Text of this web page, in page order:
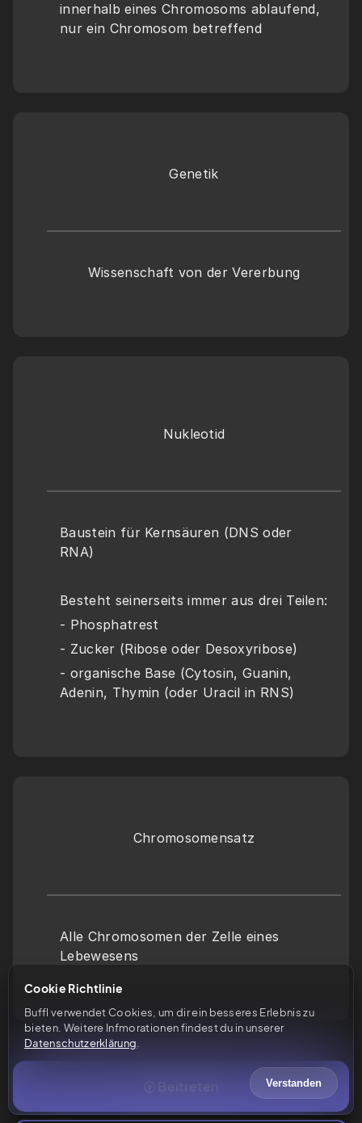
Cookie Richtlinie
Buffl verwendet Cookies, um dir ein besseres Erlebnis zu
bieten. Weitere Infmorationen findest du in unserer
Datenschutzerklärung
Verstanden
innerhalb eines Chromosoms ablaufend,
nur ein Chromosom betreffend
Genetik
Wissenschaft von der Vererbung
Nukleotid
Baustein für Kernsäuren (DNS oder
RNA)
Besteht seinerseits immer aus drei Teilen:
- Phosphatrest
- Zucker (Ribose oder Desoxyribose)
- organische Base (Cytosin, Guanin,
Adenin, Thymin (oder Uracil in RNS)
Chromosomensatz
Alle Chromosomen der Zelle eines
Lebewesens
Beitreten